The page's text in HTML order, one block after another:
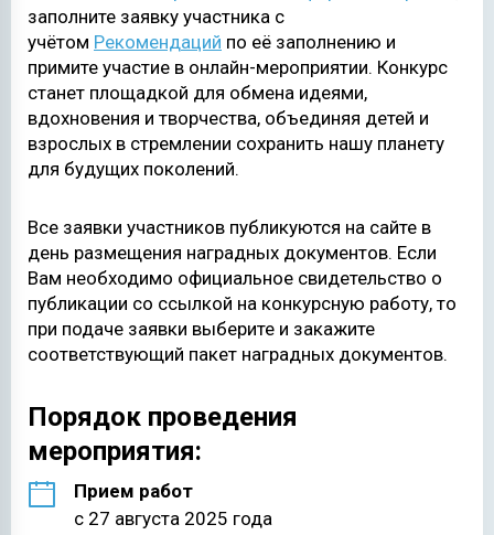
заполните заявку участника с
учётом Рекомендаций по её заполнению и
примите участие в онлайн-мероприятии. Конкурс
станет площадкой для обмена идеями,
вдохновения и творчества, объединяя детей и
взрослых в стремлении сохранить нашу планету
для будущих поколений.
Все заявки участников публикуются на сайте в
день размещения наградных документов. Если
Вам необходимо официальное свидетельство о
публикации со ссылкой на конкурсную работу, то
при подаче заявки выберите и закажите
соответствующий пакет наградных документов.
Порядок проведения
мероприятия:
Прием работ
с 27 августа 2025 года